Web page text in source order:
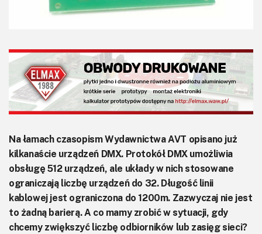
Na łamach czasopism Wydawnictwa AVT opisano już
kilkanaście urządzeń DMX. Protokół DMX umożliwia
obsługę 512 urządzeń, ale układy w nich stosowane
ograniczają liczbę urządzeń do 32. Długość linii
kablowej jest ograniczona do 1200m. Zazwyczaj nie jest
to żadną barierą. A co mamy zrobić w sytuacji, gdy
chcemy zwiększyć liczbę odbiorników lub zasięg sieci?